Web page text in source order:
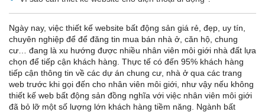
Ngày nay, việc thiết kế website bất động sản giá rẻ, đẹp, uy tín,
chuyên nghiệp để để đăng tin mua bán nhà ở, căn hộ, chung
cư… đang là xu hướng được nhiều nhân viên môi giới nhà đất lựa
chọn để tiếp cận khách hàng. Thực tế có đến 95% khách hàng
tiếp cận thông tin về các dự án chung cư, nhà ở qua các trang
web trước khi gọi đến cho nhân viên môi giới, như vậy nếu không
thiết kế web bất động sản đồng nghĩa với việc nhân viên môi giới
đã bỏ lỡ một số lượng lớn khách hàng tiềm năng. Ngành bất